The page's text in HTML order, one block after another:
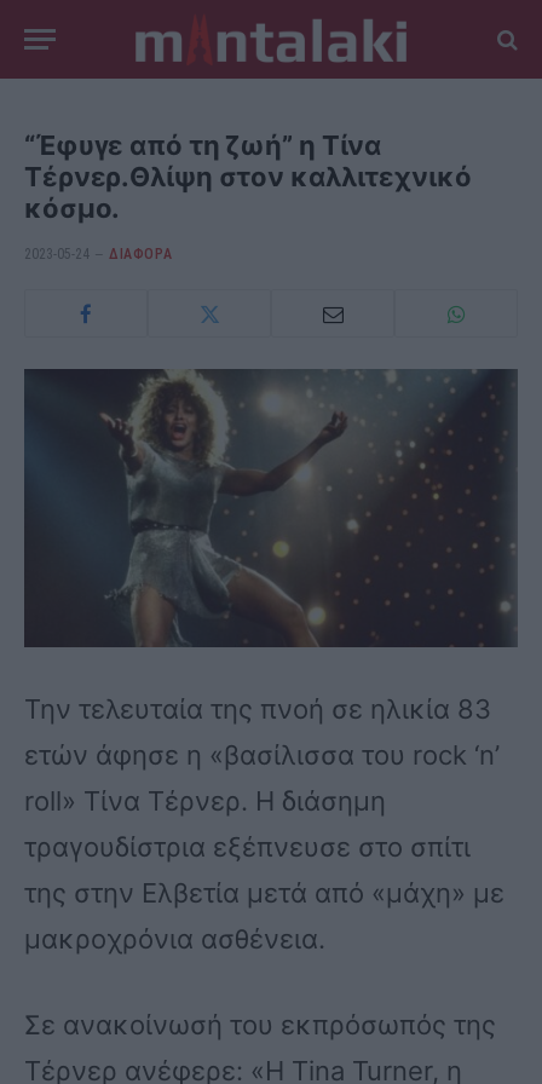
“Έφυγε από τη ζωή” η Τίνα
Τέρνερ.Θλίψη στον καλλιτεχνικό
κόσμο.
2023-05-24 ΔΙΆΦΟΡΑ
Την τελευταία της πνοή σε ηλικία 83
ετών άφησε η «βασίλισσα του rock ‘n’
roll» Τίνα Τέρνερ. Η διάσημη
τραγουδίστρια εξέπνευσε στο σπίτι
της στην Ελβετία μετά από «μάχη» με
μακροχρόνια ασθένεια.
Σε ανακοίνωσή του εκπρόσωπός της
Τέρνερ ανέφερε: «Η Tina Turner, η